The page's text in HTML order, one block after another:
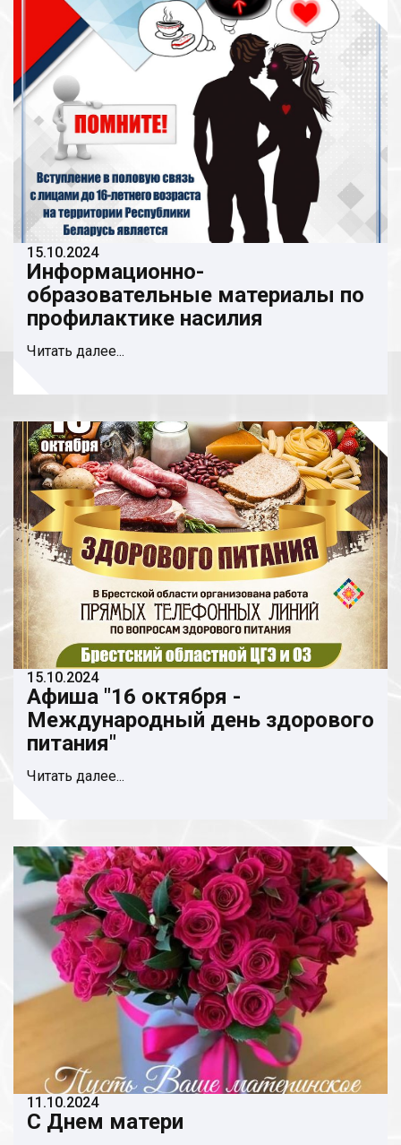
15.10.2024
Информационно-
образовательные материалы по
профилактике насилия
Читать далее...
15.10.2024
Афиша "16 октября -
Международный день здорового
питания"
Читать далее...
11.10.2024
С Днем матери